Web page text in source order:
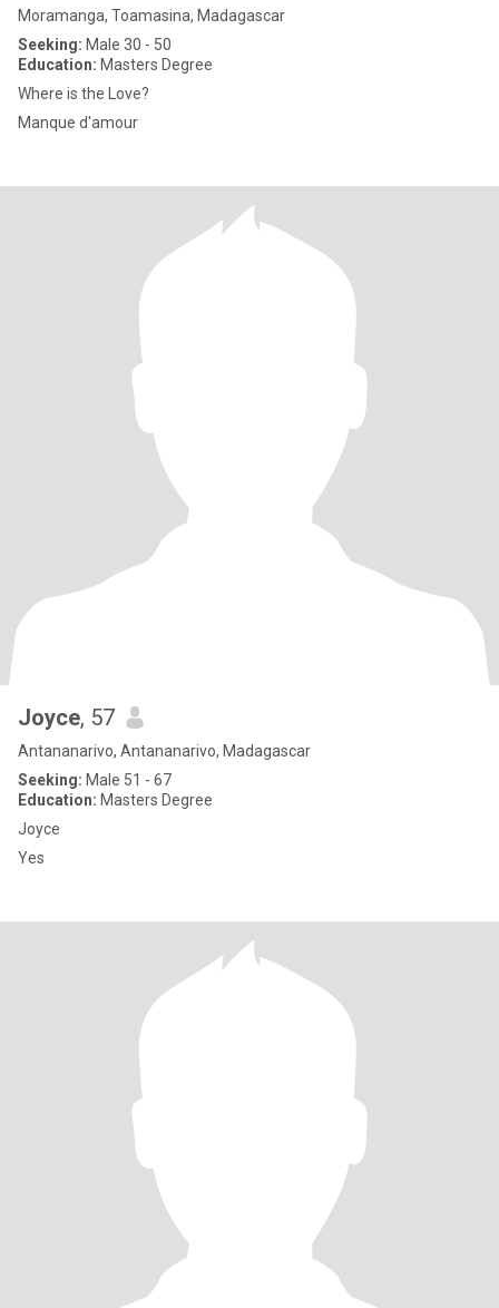
Moramanga, Toamasina, Madagascar
Seeking: Male 30 - 50
Education: Masters Degree
Where is the Love?
Manque d'amour
Joyce, 57
Antananarivo, Antananarivo, Madagascar
Seeking: Male 51 - 67
Education: Masters Degree
Joyce
Yes